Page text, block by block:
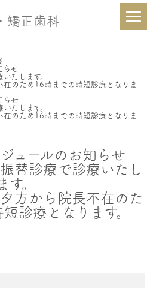
矯正歯科
らせ
たします。
のため16時までの時短診療となりま
らせ
たします。
のため16時までの時短診療となりま
ュールのお知らせ
替診療で診療いたし
ます。
方から院長不在のた
診療となります。